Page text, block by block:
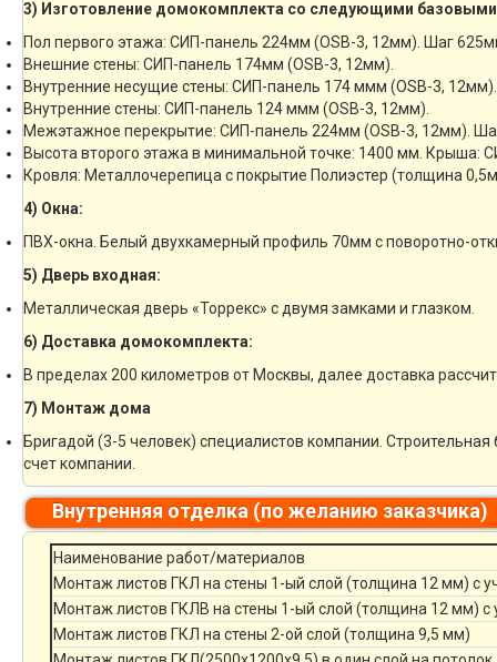
3) Изготовление домокомплекта со следующими базовыми
Пол первого этажа: СИП-панель 224мм (OSB-3, 12мм). Шаг
Внешние стены: СИП-панель 174мм (OSB-3, 12мм).
Внутренние несущие стены: СИП-панель 174 ммм (OSB-3, 12мм).
Внутренние стены: СИП-панель 124 ммм (OSB-3, 12мм).
Межэтажное перекрытие: СИП-панель 224мм (OSB-3, 12мм).
Высота второго этажа в минимальной точке: 1400 мм. Крыша:
Кровля: Металлочерепица с покрытие Полиэстер (толщина
4) Окна:
ПВХ-окна. Белый двухкамерный профиль 70мм с поворотно-
5) Дверь входная:
Металлическая дверь «Торрекс» с двумя замками и глазком.
6) Доставка домокомплекта:
В пределах 200 километров от Москвы, далее доставка
7) Монтаж дома
Бригадой (3-5 человек) специалистов компании.
счет компании.
Внутренняя отделка (по желанию заказчика)
Наименование работ/материалов
Монтаж листов ГКЛ на стены 1-ый слой (толщина 12 мм) с
Монтаж листов ГКЛВ на стены 1-ый слой (толщина 12 мм) с
Монтаж листов ГКЛ на стены 2-ой слой (толщина 9,5 мм)